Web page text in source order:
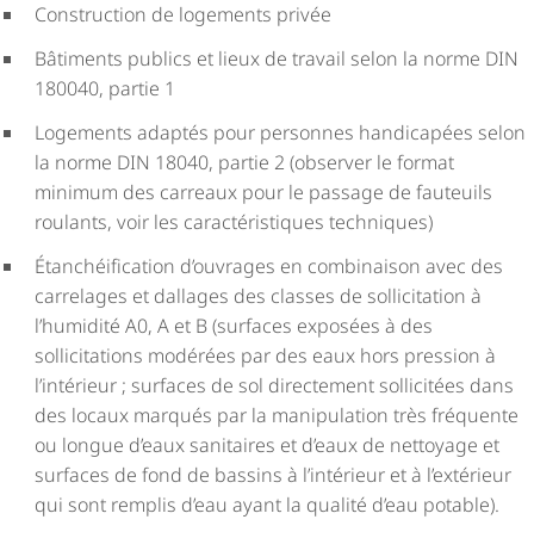
Construction de logements privée
Bâtiments publics et lieux de travail selon la norme DIN
180040, partie 1
Logements adaptés pour personnes handicapées selon
la norme DIN 18040, partie 2 (observer le format
minimum des carreaux pour le passage de fauteuils
roulants, voir les carac­té­ris­tiques techniques)
Étan­chéi­fi­ca­tion d’ouvrages en combinaison avec des
carrelages et dallages des classes de sollicitation à
l’humidité A0, A et B (surfaces exposées à des
sollicitations modérées par des eaux hors pression à
l’intérieur ; surfaces de sol directement sollicitées dans
des locaux marqués par la manipulation très fréquente
ou longue d’eaux sanitaires et d’eaux de nettoyage et
surfaces de fond de bassins à l’intérieur et à l’extérieur
qui sont remplis d’eau ayant la qualité d’eau potable).